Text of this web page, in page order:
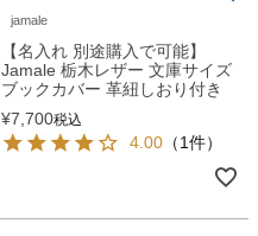
jamale
【名入れ 別途購入で可能】
Jamale 栃木レザー 文庫サイズ
ブックカバー 革紐しおり付き
¥7,700税込
4.00 （1件）